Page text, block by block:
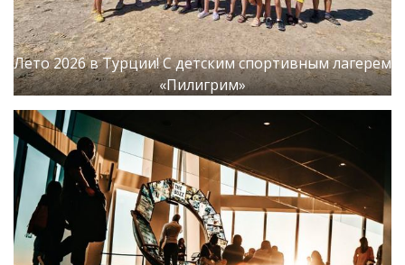
Лето 2026 в Турции! С детским спортивным лагерем
«Пилигрим»